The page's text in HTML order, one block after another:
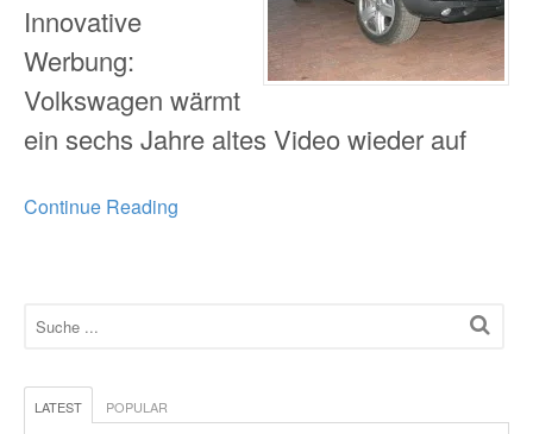
Innovative
Werbung:
Volkswagen wärmt
ein sechs Jahre altes Video wieder auf
Continue Reading
LATEST POPULAR